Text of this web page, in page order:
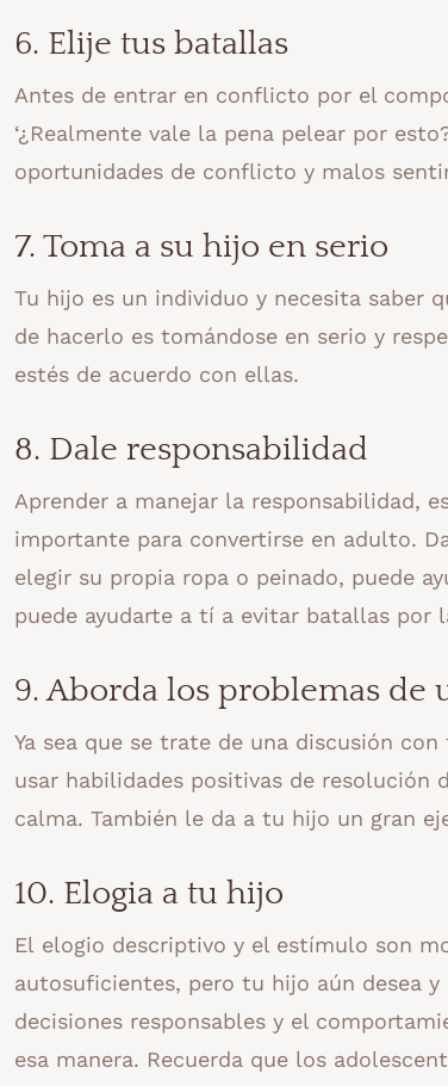
6. Elije tus batallas
Antes de entrar en conflicto por el
‘¿Realmente vale la pena pelear por
oportunidades de conflicto y malos
7. Toma a su hijo en serio
Tu hijo es un individuo y necesita saber
de hacerlo es tomándose en serio y
estés de acuerdo con ellas.
8. Dale responsabilidad
Aprender a manejar la responsabilidad,
importante para convertirse en adulto.
elegir su propia ropa o peinado, puede
puede ayudarte a tí a evitar batallas por
9. Aborda los problemas de
Ya sea que se trate de una discusión
usar habilidades positivas de resolución
calma. También le da a tu hijo un gran
10. Elogia a tu hijo
El elogio descriptivo y el estímulo son
autosuficientes, pero tu hijo aún desea
decisiones responsables y el
esa manera. Recuerda que los